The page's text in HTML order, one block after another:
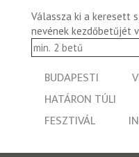
Válassza ki a keresett
nevének kezdőbetűjét
BUDAPESTI
HATÁRON TÚLI
FESZTIVÁL